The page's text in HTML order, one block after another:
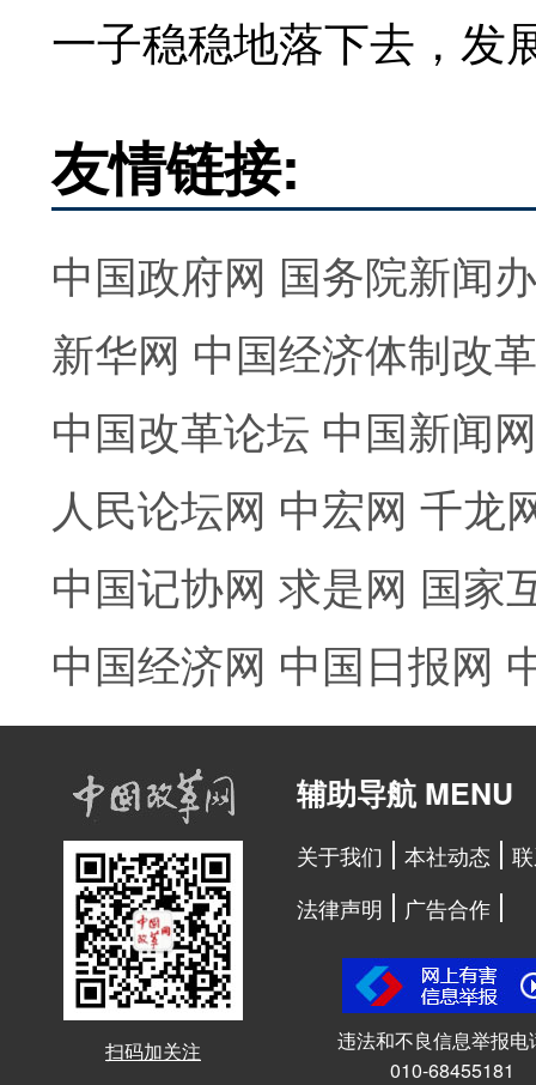
一子稳稳地落下去，发
友情链接:
中国政府网 国务院新闻
新华网 中国经济体制改
中国改革论坛 中国新闻网
人民论坛网 中宏网 千龙
中国记协网 求是网 国家
中国经济网 中国日报网
扫码加关注
辅助导航 MENU
关于我们 本社动态
法律声明
广告合作
违法和不良信息举报电
010-68455181